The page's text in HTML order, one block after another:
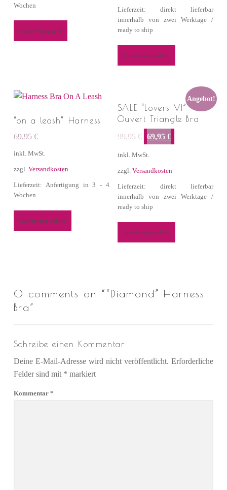
Wochen
In den Warenkorb
Lieferzeit: direkt lieferbar
innerhalb von zwei Werktage /
ready to ship
Ausführung wählen
“on a leash” Harness
69,95 €
inkl. MwSt.
zzgl. Versandkosten
Lieferzeit: Anfertigung in 3 - 4
Wochen
Ausführung wählen
Angebot!
SALE “Lovers VI”
Ouvert Triangle Bra
99,95€
Ursprünglicher Preis war: 99,95 €
69,95 €
Aktueller Preis ist: 69,95 €.
inkl. MwSt.
zzgl. Versandkosten
Lieferzeit: direkt lieferbar
innerhalb von zwei Werktage /
ready to ship
Ausführung wählen
0 comments on “ “Diamond” Harness
Bra”
Schreibe einen Kommentar
Deine E-Mail-Adresse wird nicht veröffentlicht. Erforderliche
Felder sind mit * markiert
Kommentar *